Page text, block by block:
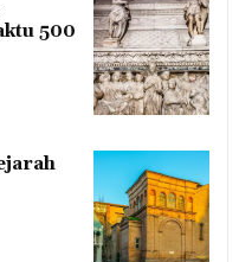
500